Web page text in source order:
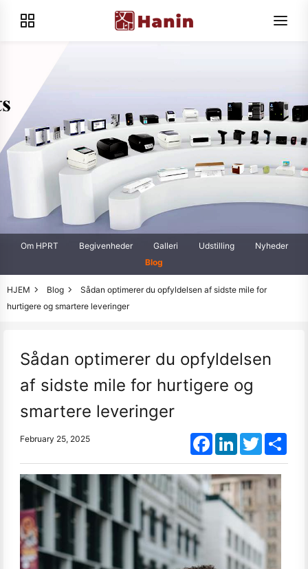
Om HPRT Begivenheder Galleri Udstilling
Nyheder
Blog
HJEM Blog
Sådan optimerer du opfyldelsen af sidste mile for
hurtigere og smartere leveringer
Sådan optimerer du opfyldelsen
af sidste mile for hurtigere og
smartere leveringer
February 25, 2025 FacebookLinkedInTwitter